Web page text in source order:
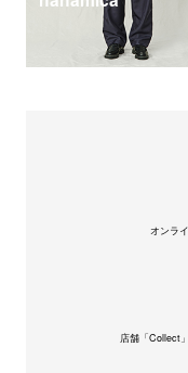
オンラ
店舗「Collect